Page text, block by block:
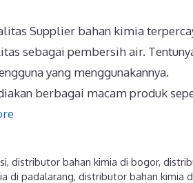
Supplier bahan kimia
sebagai pembersih air.
yang menggunakannya.
berbagai macam produk
,distributor bahan kimia di bogor,
di padalarang, distributor bahan kimia